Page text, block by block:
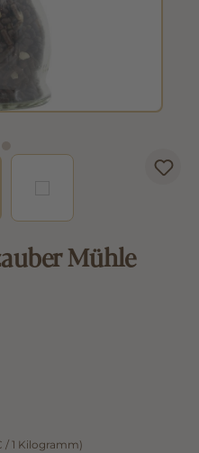
Mühle
/ 1 Kilogramm)